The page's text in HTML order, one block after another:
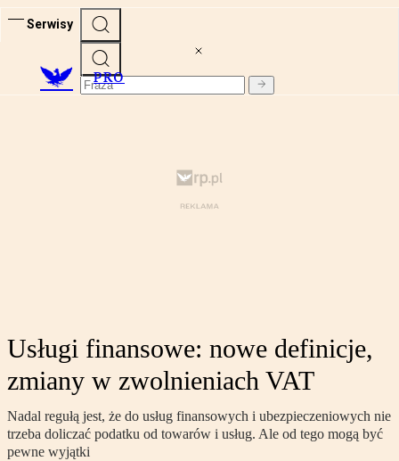
Serwisy
PRO
Usługi finansowe: nowe definicje,
zmiany w zwolnieniach VAT
Nadal regułą jest, że do usług finansowych i ubezpieczeniowych nie
trzeba doliczać podatku od towarów i usług. Ale od tego mogą być
pewne wyjątki